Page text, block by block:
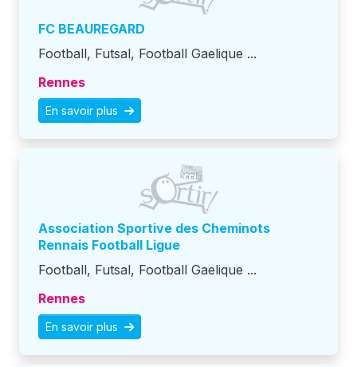
FC BEAUREGARD
Football, Futsal, Football Gaelique ...
Rennes
En savoir plus
Association Sportive des Cheminots
Rennais Football Ligue
Football, Futsal, Football Gaelique ...
Rennes
En savoir plus